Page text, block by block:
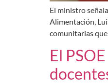
El ministro
Alimentación,
comunitarias
El